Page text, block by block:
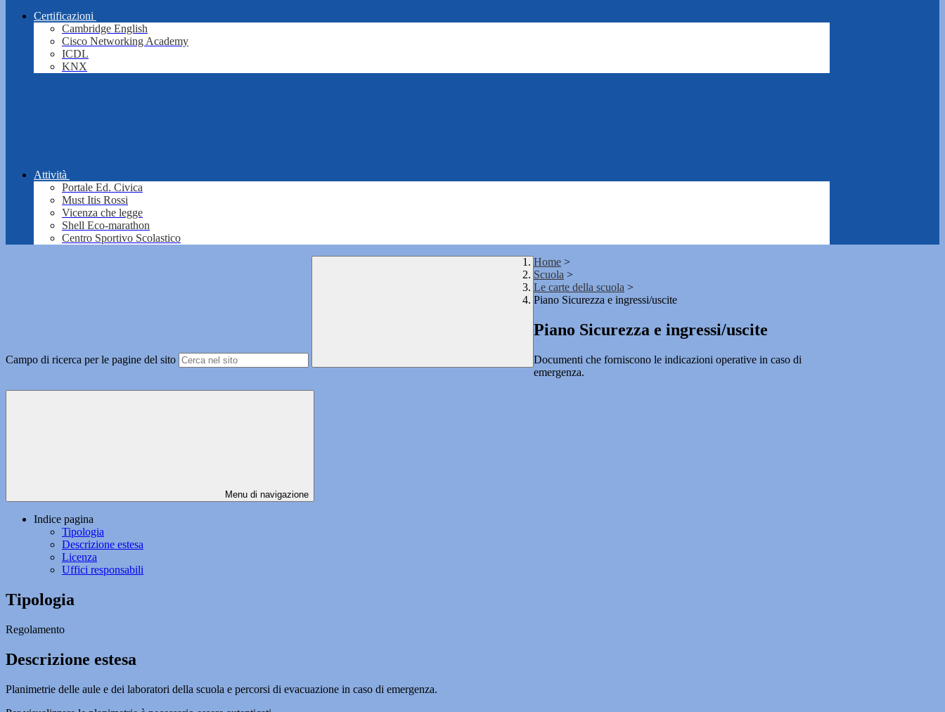
Certificazioni
Cambridge English
Cisco Networking Academy
ICDL
KNX
Attività
Portale Ed. Civica
Must Itis Rossi
Vicenza che legge
Shell Eco-marathon
Centro Sportivo Scolastico
Campo di ricerca per le pagine del sito
Home >
Scuola >
Le carte della scuola >
Piano Sicurezza e ingressi/uscite
Piano Sicurezza e ingressi/uscite
Documenti che forniscono le indicazioni operative in caso di
emergenza.
Menu di navigazione
Indice pagina
Tipologia
Descrizione estesa
Licenza
Uffici responsabili
Tipologia
Regolamento
Descrizione estesa
Planimetrie delle aule e dei laboratori della scuola e percorsi di evacuazione in caso di emergenza.